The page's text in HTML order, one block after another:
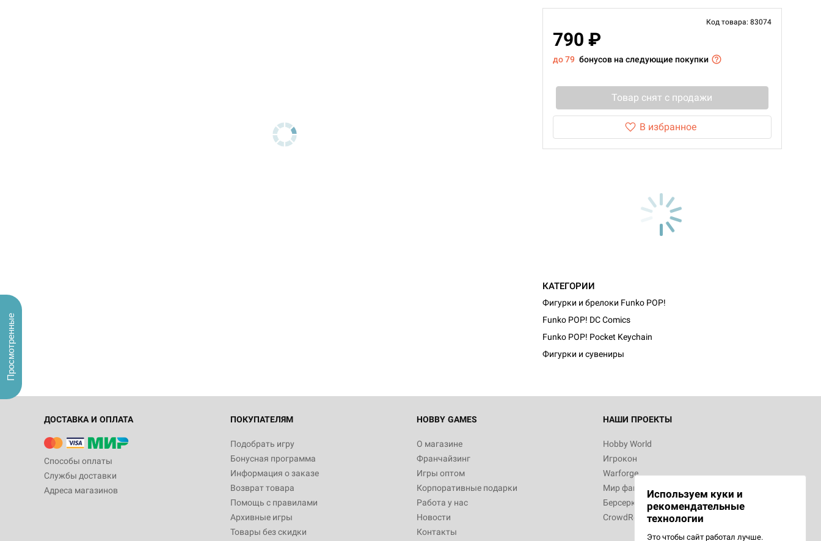
Код товара: 83074
790 ₽
до 79 бонусов на следующие покупки
Товар снят с продажи
В избранное
КАТЕГОРИИ
Фигурки и брелоки Funko POP!
Funko POP! DC Comics
Funko POP! Pocket Keychain
Фигурки и сувениры
ДОСТАВКА И ОПЛАТА
Способы оплаты
Службы доставки
Адреса магазинов
ПОКУПАТЕЛЯМ
Подобрать игру
Бонусная программа
Информация о заказе
Возврат товара
Помощь с правилами
Архивные игры
Товары без скидки
HOBBY GAMES
О магазине
Франчайзинг
Игры оптом
Корпоративные подарки
Работа у нас
Новости
Контакты
НАШИ ПРОЕКТЫ
Hobby World
Игрокон
Warforge
Мир фантастики
Берсерк
CrowdRepublic
Используем куки и
рекомендательные
технологии
Это чтобы сайт работал лучше.
Просмотренные
Настольная игра Hobby World Монстры
Белая смерть
12 990
Настольная игра Hobby World Берсерк.
3 490